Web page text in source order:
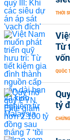
THỜI
Từ
QUỐC
tỷ